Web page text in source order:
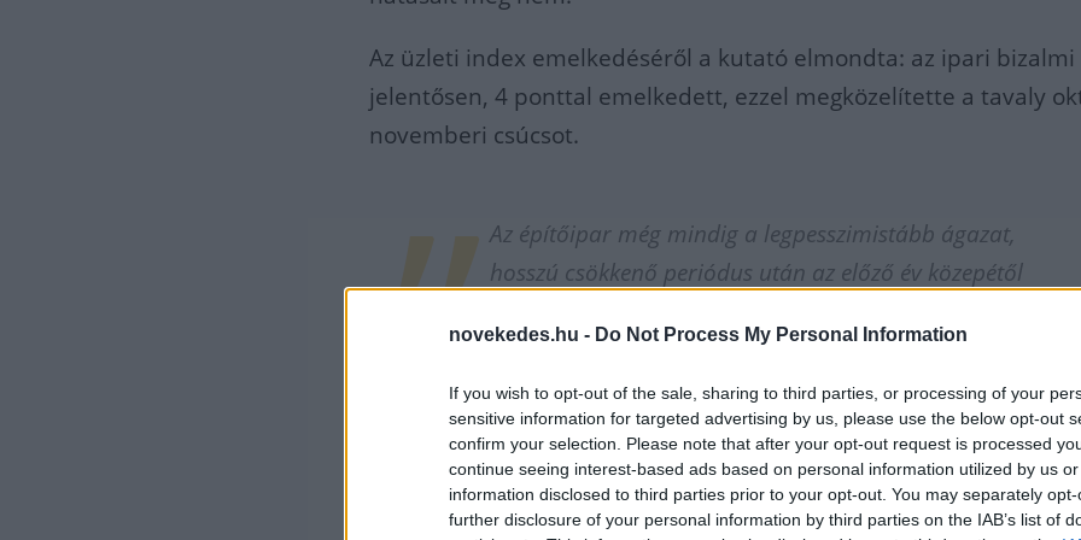
novekedes.hu - Do Not Process My Personal Information
If you wish to opt-out of the sale, sharing to third parties, or processing of your
sensitive information for targeted advertising by us, please use the below opt-out
confirm your selection. Please note that after your opt-out request is processed
continue seeing interest-based ads based on personal information utilized by us
information disclosed to third parties prior to your opt-out. You may separately
further disclosure of your personal information by third parties on the IAB’s list of
Az üzleti index emelkedéséről a kutató elmondta: az ipari
jelentősen, 4 ponttal emelkedett, ezzel megközelítette a tavaly
novemberi csúcsot.
Az építőipar még mindig a legpesszimistább ágazat,
hosszú csökkenő periódus után az előző év közepétől
kilengések
- jelezte.
A kereskedelmi index négy hónapja emelkedő trendet követ, a